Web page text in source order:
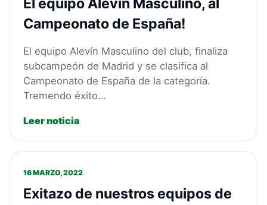
El equipo Alevín Masculino, al
Campeonato de España!
El equipo Alevín Masculino del club, finaliza
subcampeón de Madrid y se clasifica al
Campeonato de España de la categoría.
Tremendo éxito…
Leer noticia
16 MARZO, 2022
Exitazo de nuestros equipos de